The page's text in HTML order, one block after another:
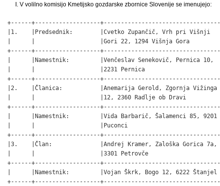
I. V volilno komisijo Kmetijsko gozdarske zbornice Slovenije se imenujejo:
+------+-------------------
|1.    |Predsednik:        |Cvetko Zupančič, Vrh pri Višnji
|      |                   |Gori 22, 1294 Višnja Gora
+------+-------------------
|      |Namestnik:         |Venčeslav Senekovič, Pernica 10,
|      |                   |2231 Pernica
+------+-------------------
|2.    |Članica:           |Anemarija Gerold, Zgornja
|      |                   |12, 2360 Radlje ob Dravi
+------+-------------------
|      |Namestnik:         |Vida Barbarič, Šalamenci 85,
|      |                   |Puconci
+------+-------------------
|3.    |Član:              |Andrej Kramer, Zaloška Gorica
|      |                   |3301 Petrovče
+------+-------------------
|      |Namestnik:         |Vojan Škrk, Bogo 12, 6222
+------+-------------------